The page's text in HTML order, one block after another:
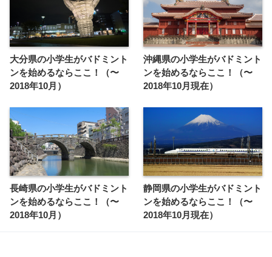
大分県の小学生がバドミント
ンを始めるならここ！（〜
2018年10月）
沖縄県の小学生がバドミント
ンを始めるならここ！（〜
2018年10月現在）
長崎県の小学生がバドミント
ンを始めるならここ！（〜
2018年10月）
静岡県の小学生がバドミント
ンを始めるならここ！（〜
2018年10月現在）